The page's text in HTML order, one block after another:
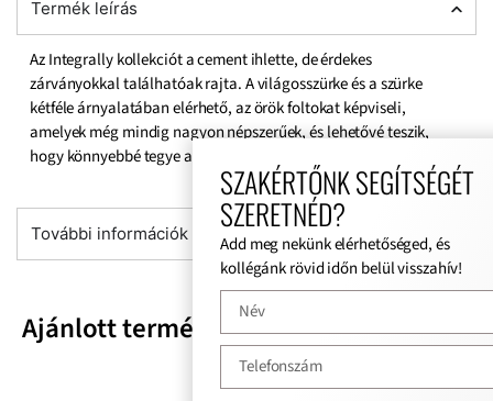
Termék leírás
Az Integrally kollekciót a cement ihlette, de érdekes
zárványokkal találhatóak rajta. A világosszürke és a szürke
kétféle árnyalatában elérhető, az örök foltokat képviseli,
amelyek még mindig nagyon népszerűek, és lehetővé teszik,
hogy könnyebbé tegye a belső tereket.
További információk
Ajánlott termékek
SZAKÉRTŐNK SEGÍTSÉGÉT
SZERETNÉD?
Add meg nekünk elérhetőséged, és
kollégánk rövid időn belül visszahív!